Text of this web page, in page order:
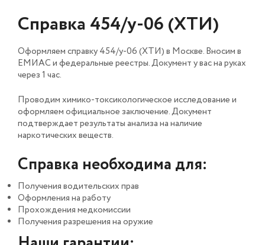
Справка 454/у-06 (ХТИ)
Оформляем справку 454/у-06 (ХТИ) в Москве. Вносим в
ЕМИАС и федеральные реестры. Документ у вас на руках
через 1 час.
Проводим химико-токсикологическое исследование и
оформляем официальное заключение. Документ
подтверждает результаты анализа на наличие
наркотических веществ.
Справка необходима для:
Получения водительских прав
Оформления на работу
Прохождения медкомиссии
Получения разрешения на оружие